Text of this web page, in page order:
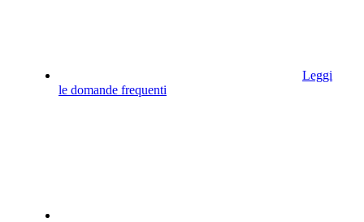
Leggi
le domande frequenti